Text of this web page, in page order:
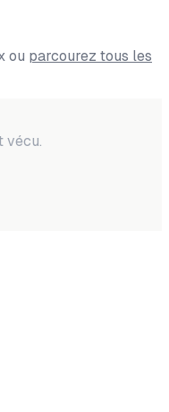
ou parcourez tous les
vécu.